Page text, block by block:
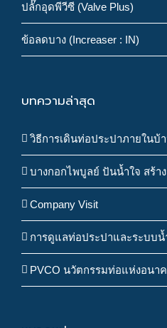
ปลั๊กอุดพีวีซี (Valve Plus)
ข้อลดบาง (Increaser : IN)
บทความล่าสุด
วิธีการเดินท่อประปาภายในบ้
บางกอกไพบูลย์ ปันน้ำใจ สร้า
Company Visit
การดูแลท่อประปาและระบบ
PVCO นวัตกรรมท่อแห่งอนา